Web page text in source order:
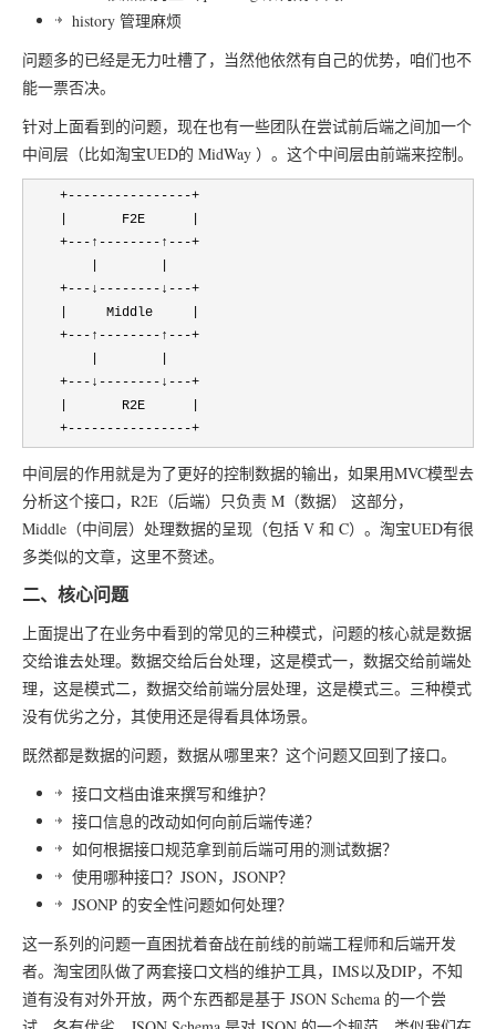
history 管理麻烦
问题多的已经是无力吐槽了，当然他依然有自己的优势，咱们也不
能一票否决。
针对上面看到的问题，现在也有一些团队在尝试前后端之间加一个
中间层（比如淘宝UED的 MidWay ）。这个中间层由前端来控制。
    +----------------+
    |       F2E      |
    +---↑--------↑---+
    +---↓--------↓---+
    |     Middle     |
    +---↑--------↑---+
    +---↓--------↓---+
    |       R2E      |
    +----------------+
中间层的作用就是为了更好的控制数据的输出，如果用MVC模型去
分析这个接口，R2E（后端）只负责 M（数据） 这部分，
Middle（中间层）处理数据的呈现（包括 V 和 C）。淘宝UED有很
多类似的文章，这里不赘述。
二、核心问题
上面提出了在业务中看到的常见的三种模式，问题的核心就是数据
交给谁去处理。数据交给后台处理，这是模式一，数据交给前端处
理，这是模式二，数据交给前端分层处理，这是模式三。三种模式
没有优劣之分，其使用还是得看具体场景。
既然都是数据的问题，数据从哪里来？这个问题又回到了接口。
接口文档由谁来撰写和维护？
接口信息的改动如何向前后端传递？
如何根据接口规范拿到前后端可用的测试数据？
使用哪种接口？JSON，JSONP？
JSONP 的安全性问题如何处理？
这一系列的问题一直困扰着奋战在前线的前端工程师和后端开发
者。淘宝团队做了两套接口文档的维护工具，IMS以及DIP，不知
道有没有对外开放，两个东西都是基于 JSON Schema 的一个尝